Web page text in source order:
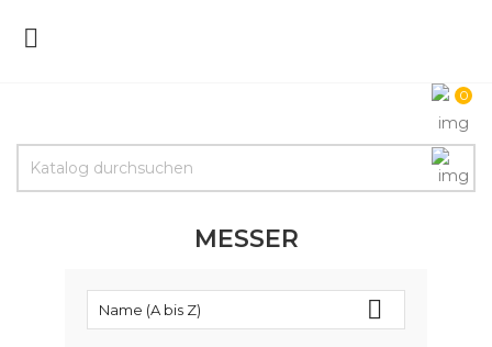

0
MESSER
Name (A bis Z) 